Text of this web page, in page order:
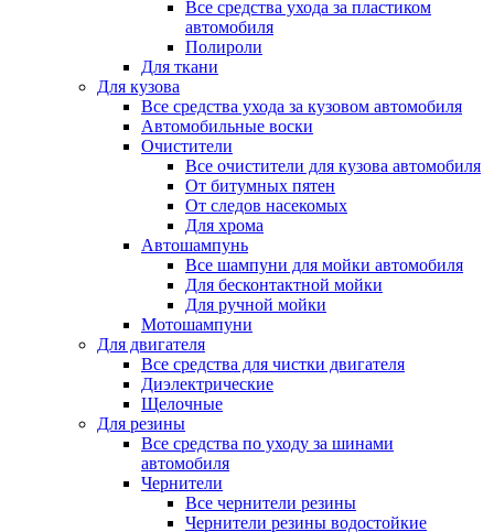
Все средства ухода за пластиком
автомобиля
Полироли
Для ткани
Для кузова
Все средства ухода за кузовом автомобиля
Автомобильные воски
Очистители
Все очистители для кузова автомобиля
От битумных пятен
От следов насекомых
Для хрома
Автошампунь
Все шампуни для мойки автомобиля
Для бесконтактной мойки
Для ручной мойки
Мотошампуни
Для двигателя
Все средства для чистки двигателя
Диэлектрические
Щелочные
Для резины
Все средства по уходу за шинами
автомобиля
Чернители
Все чернители резины
Чернители резины водостойкие